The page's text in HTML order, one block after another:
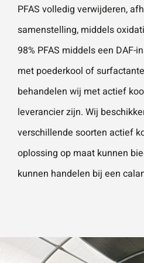
PFAS volledig verwijderen,
samenstelling, middels
98% PFAS middels een
met poederkool of
behandelen wij met actief
leverancier zijn. Wij
verschillende soorten actief
oplossing op maat kunnen
kunnen handelen bij een